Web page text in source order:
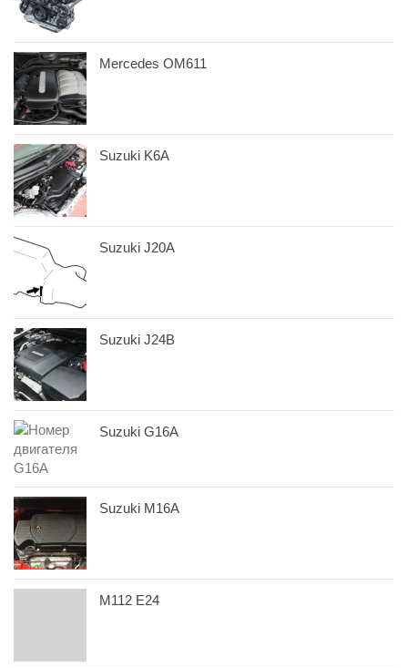
Mercedes OM611
Suzuki K6A
Suzuki J20A
Suzuki J24B
Suzuki G16A
Suzuki M16A
M112 E24